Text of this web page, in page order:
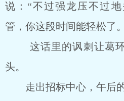
说：“不过强龙压不过
管，你这段时间能轻松了
这话里的讽刺让葛环
头。
走出招标中心，午后的